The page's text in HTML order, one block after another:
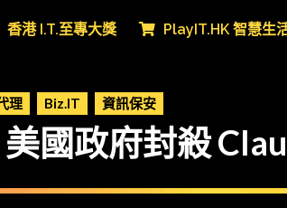
香港 I.T.至專大獎 PlayIT.HK 智慧生
理 Biz.IT 資訊保安
國政府封殺